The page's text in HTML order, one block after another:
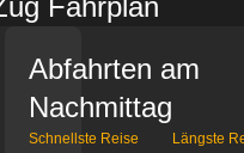
Fahrplan
Abfahrten am
Nachmittag
Schnellste Reise Längste